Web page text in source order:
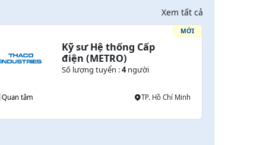
Xem tất cả
Kỹ sư Hệ thống Cấp
điện (METRO)
Số lượng tuyển :4người
Quan tâm TP. Hồ Chí Minh
MỚI